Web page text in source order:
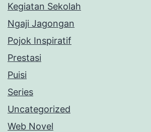
Kegiatan Sekolah
Ngaji Jagongan
Pojok Inspiratif
Prestasi
Puisi
Series
Uncategorized
Web Novel